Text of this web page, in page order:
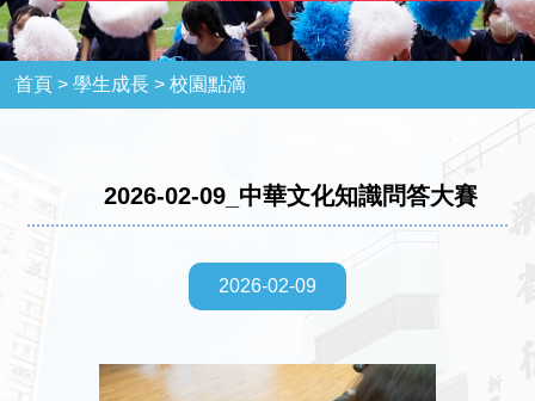
首頁 > 學生成長 >校園點滴
2026-02-09_中華文化知識問答大賽
2026-02-09